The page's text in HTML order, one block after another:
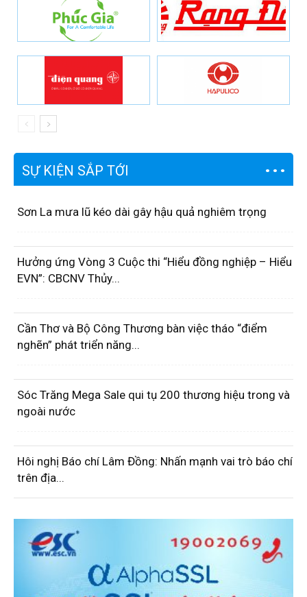
SỰ KIỆN SẮP TỚI
Sơn La mưa lũ kéo dài gây hậu quả nghiêm trọng
Hưởng ứng Vòng 3 Cuộc thi “Hiểu đồng nghiệp – Hiểu
EVN”: CBCNV Thủy...
Cần Thơ và Bộ Công Thương bàn việc tháo “điểm
nghẽn” phát triển năng...
Sóc Trăng Mega Sale qui tụ 200 thương hiệu trong và
ngoài nước
Hôi nghị Báo chí Lâm Đồng: Nhấn mạnh vai trò báo chí
trên địa...